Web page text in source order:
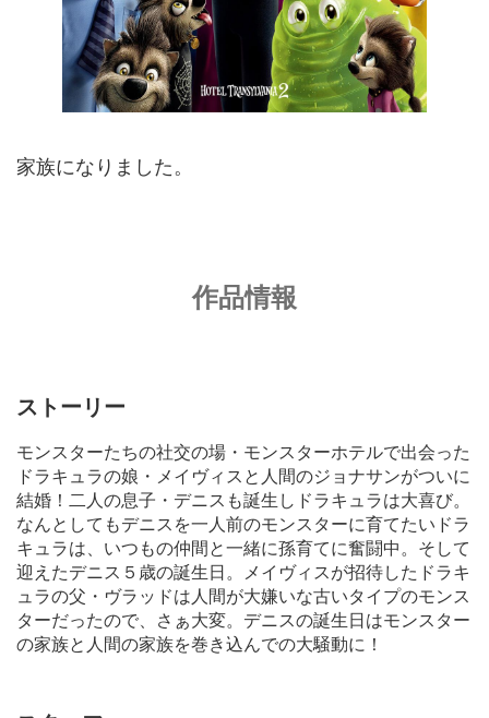
家族になりました。
作品情報
ストーリー
モンスターたちの社交の場・モンスターホテルで出会った
ドラキュラの娘・メイヴィスと人間のジョナサンがついに
結婚！二人の息子・デニスも誕生しドラキュラは大喜び。
なんとしてもデニスを一人前のモンスターに育てたいドラ
キュラは、いつもの仲間と一緒に孫育てに奮闘中。そして
迎えたデニス５歳の誕生日。メイヴィスが招待したドラキ
ュラの父・ヴラッドは人間が大嫌いな古いタイプのモンス
ターだったので、さぁ大変。デニスの誕生日はモンスター
の家族と人間の家族を巻き込んでの大騒動に！